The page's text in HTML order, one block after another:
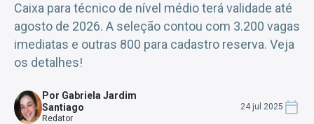
Caixa para técnico de nível médio terá validade até
agosto de 2026. A seleção contou com 3.200 vagas
imediatas e outras 800 para cadastro reserva. Veja
os detalhes!
Por Gabriela Jardim
Santiago
Redator
24 jul 2025